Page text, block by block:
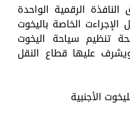
الرقمية الواحدة
الإجراءت الخاصة باليخوت
تنظيم سياحة اليخوت
عليها قطاع النقل
الأجنبية